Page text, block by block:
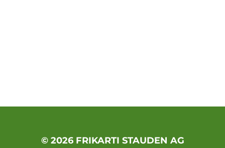
© 2026 FRIKARTI STAUDEN AG